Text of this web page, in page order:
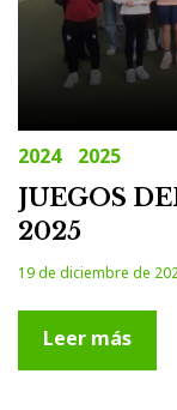
2024 2025
JUEGOS
2025
19 de diciembre de
Leer más